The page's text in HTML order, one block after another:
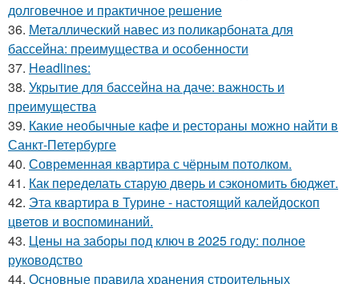
долговечное и практичное решение
36. Металлический навес из поликарбоната для
бассейна: преимущества и особенности
37. Headlines:
38. Укрытие для бассейна на даче: важность и
преимущества
39. Какие необычные кафе и рестораны можно найти в
Санкт-Петербурге
40. Современная квартира с чёрным потолком.
41. Как переделать старую дверь и сэкономить бюджет.
42. Эта квартира в Турине - настоящий калейдоскоп
цветов и воспоминаний.
43. Цены на заборы под ключ в 2025 году: полное
руководство
44. Основные правила хранения строительных